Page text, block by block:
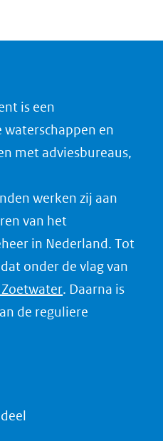
is een
en
met adviesbureaus,
werken zij aan
van het
in Nederland. Tot
onder de vlag van
(opent
in
. Daarna is
de reguliere